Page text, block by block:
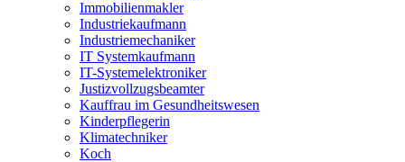
Immobilienmakler
Industriekaufmann
Industriemechaniker
IT Systemkaufmann
IT-Systemelektroniker
Justizvollzugsbeamter
Kauffrau im Gesundheitswesen
Kinderpflegerin
Klimatechniker
Koch